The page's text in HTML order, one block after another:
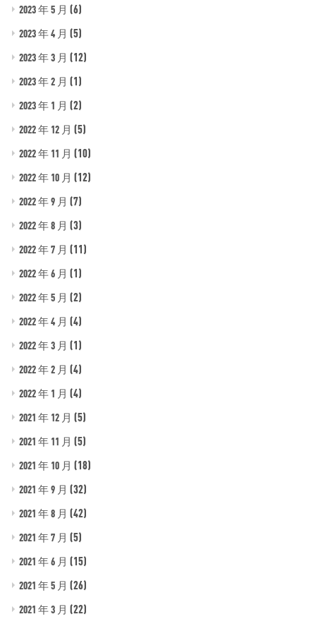
2023 年 5 月 (6)
2023 年 4 月 (5)
2023 年 3 月 (12)
2023 年 2 月 (1)
2023 年 1 月 (2)
2022 年 12 月 (5)
2022 年 11 月 (10)
2022 年 10 月 (12)
2022 年 9 月 (7)
2022 年 8 月 (3)
2022 年 7 月 (11)
2022 年 6 月 (1)
2022 年 5 月 (2)
2022 年 4 月 (4)
2022 年 3 月 (1)
2022 年 2 月 (4)
2022 年 1 月 (4)
2021 年 12 月 (5)
2021 年 11 月 (5)
2021 年 10 月 (18)
2021 年 9 月 (32)
2021 年 8 月 (42)
2021 年 7 月 (5)
2021 年 6 月 (15)
2021 年 5 月 (26)
2021 年 3 月 (22)